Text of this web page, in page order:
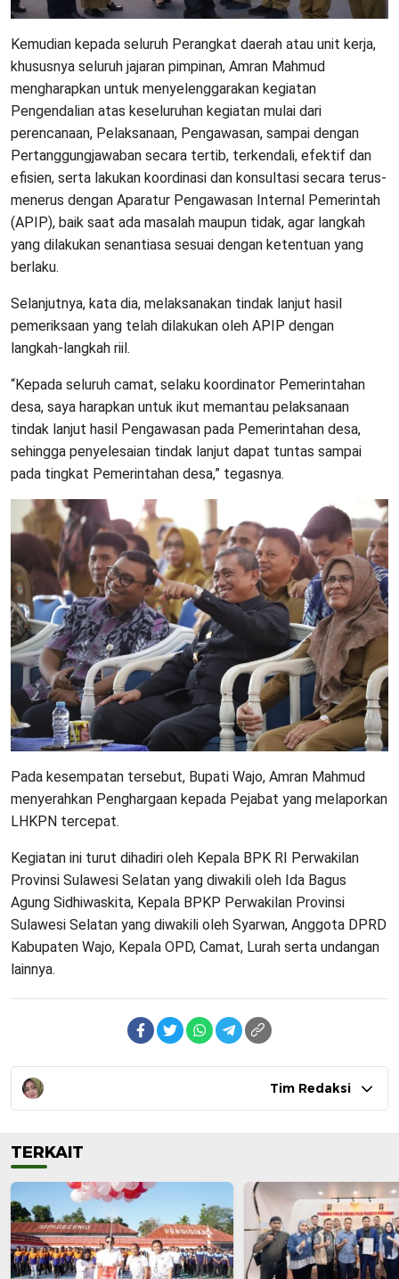
Kemudian kepada seluruh Perangkat daerah atau unit kerja,
khususnya seluruh jajaran pimpinan, Amran Mahmud
mengharapkan untuk menyelenggarakan kegiatan
Pengendalian atas keseluruhan kegiatan mulai dari
perencanaan, Pelaksanaan, Pengawasan, sampai dengan
Pertanggungjawaban secara tertib, terkendali, efektif dan
efisien, serta lakukan koordinasi dan konsultasi secara terus-
menerus dengan Aparatur Pengawasan Internal Pemerintah
(APIP), baik saat ada masalah maupun tidak, agar langkah
yang dilakukan senantiasa sesuai dengan ketentuan yang
berlaku.
Selanjutnya, kata dia, melaksanakan tindak lanjut hasil
pemeriksaan yang telah dilakukan oleh APIP dengan
langkah-langkah riil.
“Kepada seluruh camat, selaku koordinator Pemerintahan
desa, saya harapkan untuk ikut memantau pelaksanaan
tindak lanjut hasil Pengawasan pada Pemerintahan desa,
sehingga penyelesaian tindak lanjut dapat tuntas sampai
pada tingkat Pemerintahan desa,” tegasnya.
Pada kesempatan tersebut, Bupati Wajo, Amran Mahmud
menyerahkan Penghargaan kepada Pejabat yang melaporkan
LHKPN tercepat.
Kegiatan ini turut dihadiri oleh Kepala BPK RI Perwakilan
Provinsi Sulawesi Selatan yang diwakili oleh Ida Bagus
Agung Sidhiwaskita, Kepala BPKP Perwakilan Provinsi
Sulawesi Selatan yang diwakili oleh Syarwan, Anggota DPRD
Kabupaten Wajo, Kepala OPD, Camat, Lurah serta undangan
lainnya.
Tim Redaksi
TERKAIT